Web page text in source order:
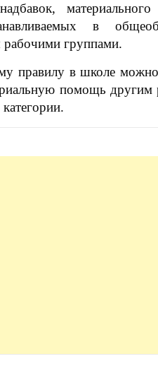
в
рабочими группами.
правилу в школе можно
помощь